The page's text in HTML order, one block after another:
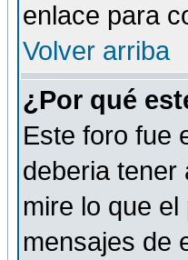
enlace para
Volver arriba
¿Por qué
Este foro fue
deberia tener
mire lo que
mensajes de